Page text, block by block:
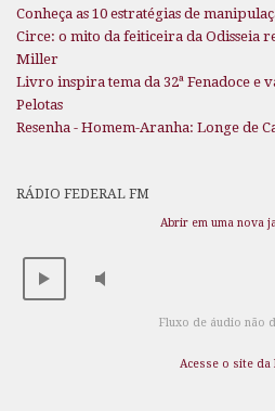
Conheça as 10 estratégias de
Circe: o mito da feiticeira da Odisseia
Miller
Livro inspira tema da 32ª Fenadoce e
Pelotas
Resenha - Homem-Aranha: Longe de
RÁDIO FEDERAL FM
Abrir em uma nova
Fluxo de áudio não
Acesse o site da